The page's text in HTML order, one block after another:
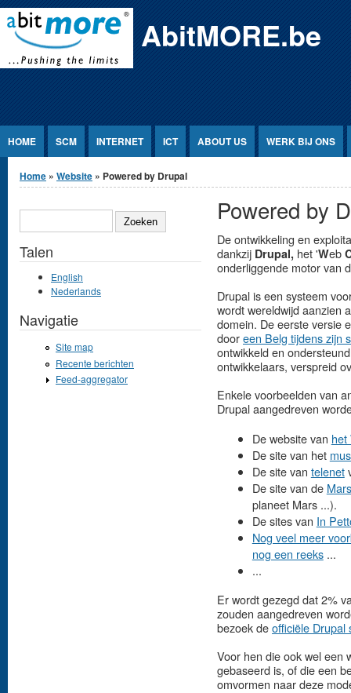
Jump to Content AbitMORE.be
HOME SCM INTERNET ICT ABOUT US WERK BIJ ONS
U bent hier
Home » Website » Powered by Drupal
Powered by
De ontwikkeling en
dankzij Drupal, het 'Web
onderliggende motor van
Drupal is een systeem
wordt wereldwijd aanzien
domein. De eerste versie
dooreen Belg tijdens zijn
ontwikkeld en
ontwikkelaars, verspreid
Enkele voorbeelden van
Drupal aangedreven
De website van het
De site van het
De site van telenet
De site van de
planeet Mars ...).
De sites van In
Nog veel meer
nog een reeks...
...
Er wordt gezegd dat 2%
zouden aangedreven
bezoek deofficiële Drupal
Voor hen die ook wel een
gebaseerd is, of die een
omvormen naar deze
Talen
English
Nederlands
Navigatie
Site map
Recente berichten
Feed-aggregator